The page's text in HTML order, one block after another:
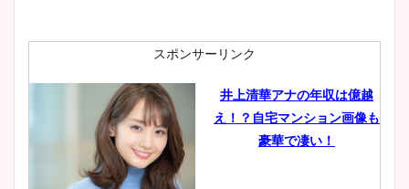
スポンサーリンク
井上清華アナの年収は億越
え！？自宅マンション画像も
豪華で凄い！